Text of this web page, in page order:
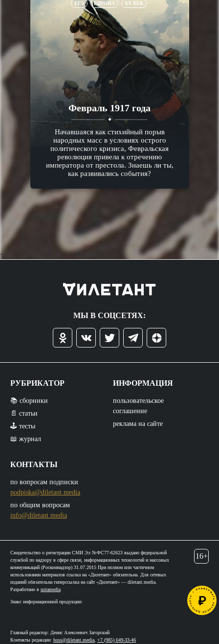
ЕГЭ ЕВРОПА XX ВЕК
Февраль 1917 года
Начавшаяся как стихийный порыв
народных масс в условиях острого
политического кризиса, Февральская
революция привела к отречению
императора от престола. Знаешь ли ты,
как развивались события?
->
МЫ В СОЦСЕТЯХ:
РУБРИКАТОР
📚 сборники
📄 статьи
🕹️ тесты
📖 журнал
КОНТАКТЫ
по вопросам подписки
podpiska@diletant.media
по общим вопросам
info@diletant.media
ИНФОРМАЦИЯ
пользовательское
соглашение
реклама на сайте
Свидетельство о регистрации СМИ Эл №ФС77-62623 выдано федеральной
службой по надзору в сфере связи, информационных технологий и массовых
коммуникаций (Роскомнадзор) 31.07.2015 При полном или частичном
использовании материалов ссылка на «Дилетант» обязательна. Для сетевых
изданий обязательна гиперссылка на сайт «Дилетант» — diletant.media.
Разработано в notamedia
Знакс информационной продукции:
Главный редактор: Денис Алексеевич Загорский
Контакты редакции: boss@diletant.media +7 (985) 649-33-46
16+